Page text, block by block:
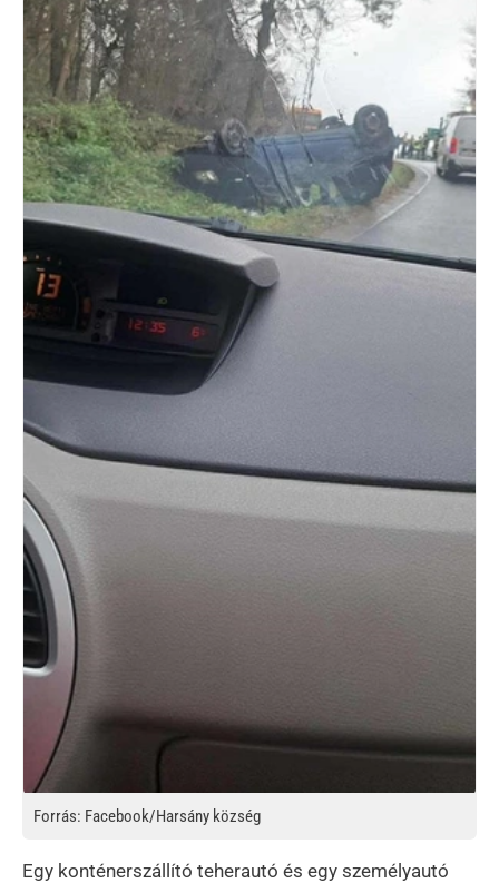
Forrás: Facebook/Harsány község
Egy konténerszállító teherautó és egy személyautó